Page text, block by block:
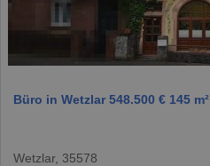
Büro in Wetzlar 548.500 € 145 m²
Wetzlar, 35578